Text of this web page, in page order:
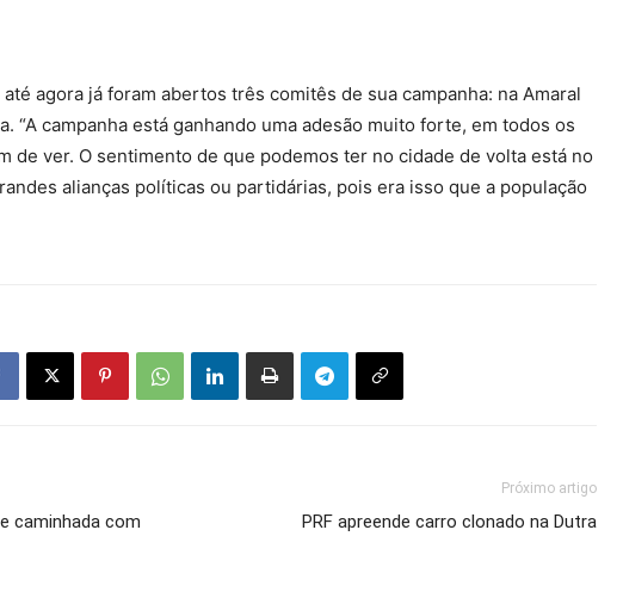
agora já foram abertos três comitês de sua campanha: na Amaral
“A campanha está ganhando uma adesão muito forte, em todos os
de ver. O sentimento de que podemos ter no cidade de volta está no
alianças políticas ou partidárias, pois era isso que a população
caminhada com
Próximo artigo
PRF apreende carro clonado na Dutra